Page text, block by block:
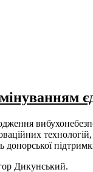
донорської
Дикунський.